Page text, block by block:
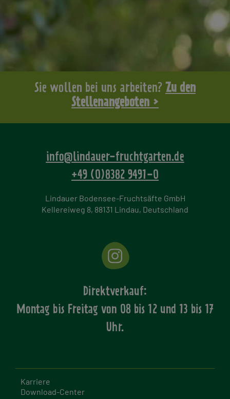
Sie wollen bei uns arbeiten? Zu den
Stellenangeboten >
info@lindauer-fruchtgarten.de
+49 (0)8382 9491-0
Lindauer Bodensee-Fruchtsäfte GmbH
Kellereiweg 8, 88131 Lindau, Deutschland
Direktverkauf:
Montag bis Freitag von 08 bis 12 und 13 bis 17
Uhr.
Karriere
Download-Center